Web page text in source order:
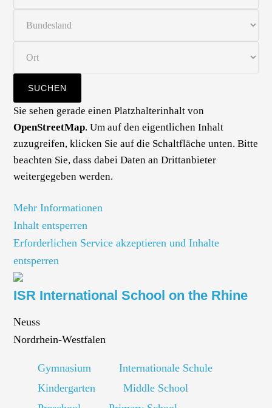
Sie sehen gerade einen Platzhalterinhalt von
OpenStreetMap. Um auf den eigentlichen Inhalt
zuzugreifen, klicken Sie auf die Schaltfläche unten. Bitte
beachten Sie, dass dabei Daten an Drittanbieter
weitergegeben werden.
Mehr Informationen
Inhalt entsperren
Erforderlichen Service akzeptieren und Inhalte
entsperren
ISR International School on the Rhine
Neuss
Nordrhein-Westfalen
Gymnasium
Internationale Schule
Kindergarten
Middle School